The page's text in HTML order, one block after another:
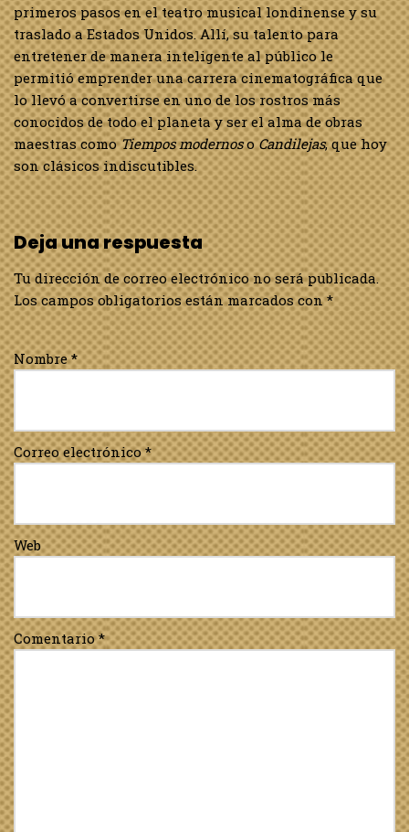
primeros pasos en el teatro musical londinense y su
traslado a Estados Unidos. Allí, su talento para
entretener de manera inteligente al público le
permitió emprender una carrera cinematográfica que
lo llevó a convertirse en uno de los rostros más
conocidos de todo el planeta y ser el alma de obras
maestras comoTiempos modernosoCandilejas, que hoy
son clásicos indiscutibles.
Deja una respuesta
Tu dirección de correo electrónico no será publicada.
Los campos obligatorios están marcados con*
Nombre*
Correo electrónico*
Web
Comentario*